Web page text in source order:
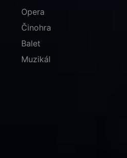
Opera
Činohra
Balet
Muzikál